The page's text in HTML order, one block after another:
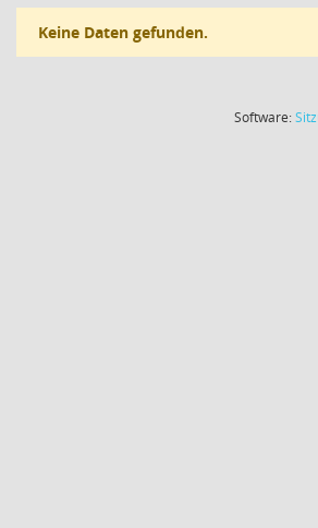
Keine Daten gefunden.
Software: